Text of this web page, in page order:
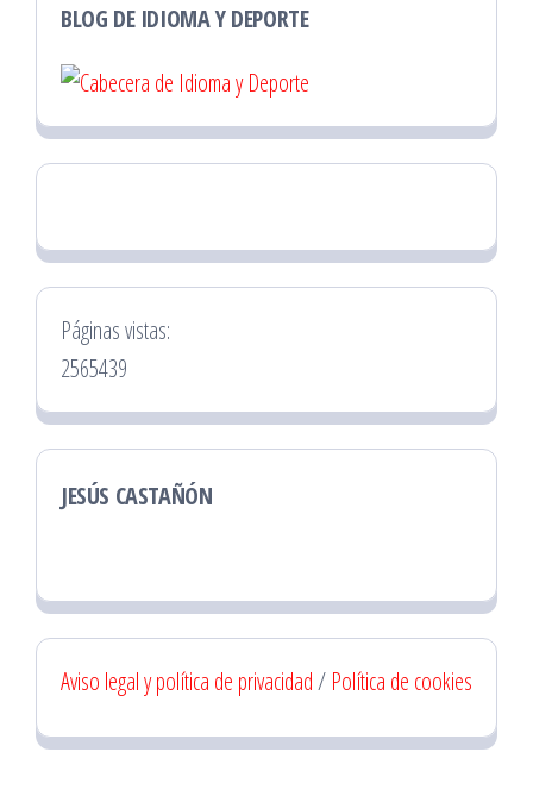
BLOG DE IDIOMA Y DEPORTE
Páginas vistas:
2565439
JESÚS CASTAÑÓN
Aviso legal y política de privacidad/ Política de cookies